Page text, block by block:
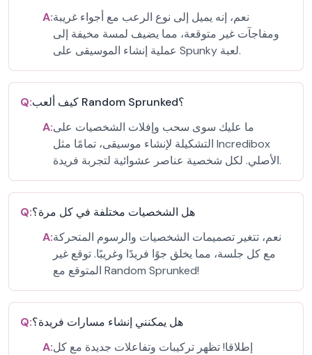
A:نعم، إنه يميل إلى نوع الرعب مع أجواء غريبة
ومفاجآت غير متوقعة، مما يضيف لمسة مخيفة إلى
عملية إنشاء الموسيقى على Spunky لعبة.
Q:
كيف ألعب Random Sprunked؟
A:ما عليك سوى سحب وإفلات الشخصيات على
التشكيلة لإنشاء موسيقى، تمامًا مثل Incredibox
الأصلي. لكل شخصية عناصر عشوائية لتجربة فريدة.
Q:هل الشخصيات مختلفة في كل مرة؟
A:نعم، تتغير تصميمات الشخصيات والرسوم المتحركة
مع كل جلسة، مما يخلق جوًا فريدًا وغريبًا. توقع غير
المتوقع مع Random Sprunked!
Q:هل يمكنني إنشاء مسارات فريدة؟
A:إطلاقا! تظهر تركيبات وتفاعلات جديدة مع كل